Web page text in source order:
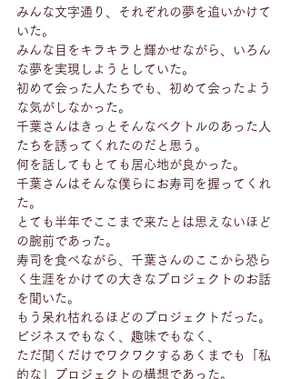
みんな文字通り、それぞれの夢を追いかけて
いた。
みんな目をキラキラと輝かせながら、いろん
な夢を実現しようとしていた。
初めて会った人たちでも、初めて会ったよう
な気がしなかった。
千葉さんはきっとそんなベクトルのあった人
たちを誘ってくれたのだと思う。
何を話してもとても居心地が良かった。
千葉さんはそんな僕らにお寿司を握ってくれ
た。
とても半年でここまで来たとは思えないほど
の腕前であった。
寿司を食べながら、千葉さんのここから恐ら
く生涯をかけての大きなプロジェクトのお話
を聞いた。
もう呆れ枯れるほどのプロジェクトだった。
ビジネスでもなく、趣味でもなく、
ただ聞くだけでワクワクするあくまでも「私
的な」プロジェクトの構想であった。